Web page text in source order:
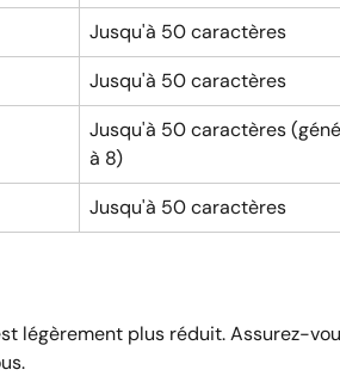
Jusqu'à 50 caractères
Jusqu'à 50 caractères
Jusqu'à 50 caractères
à 8)
Jusqu'à 50 caractères
légèrement plus réduit. Assurez-